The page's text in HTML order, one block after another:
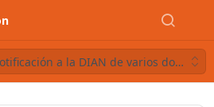
a la DIAN de varios